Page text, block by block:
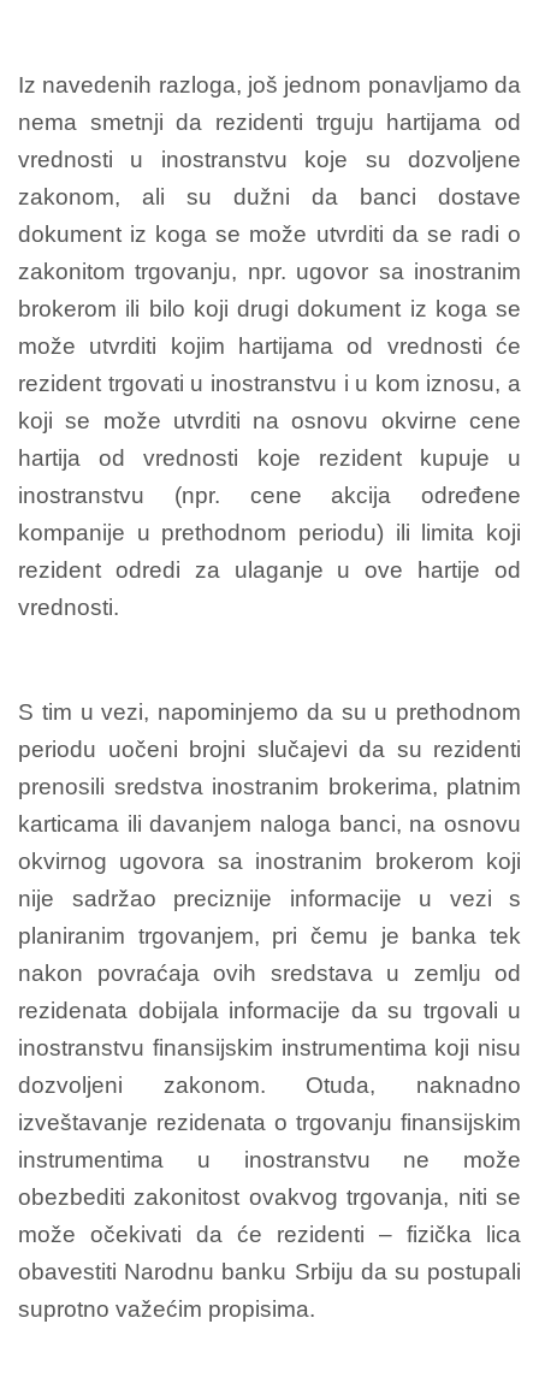
Iz navedenih razloga, još jednom ponavljamo da
nema smetnji da rezidenti trguju hartijama od
vrednosti u inostranstvu koje su dozvoljene
zakonom, ali su dužni da banci dostave
dokument iz koga se može utvrditi da se radi o
zakonitom trgovanju, npr. ugovor sa inostranim
brokerom ili bilo koji drugi dokument iz koga se
može utvrditi kojim hartijama od vrednosti će
rezident trgovati u inostranstvu i u kom iznosu, a
koji se može utvrditi na osnovu okvirne cene
hartija od vrednosti koje rezident kupuje u
inostranstvu (npr. cene akcija određene
kompanije u prethodnom periodu) ili limita koji
rezident odredi za ulaganje u ove hartije od
vrednosti.
S tim u vezi, napominjemo da su u prethodnom
periodu uočeni brojni slučajevi da su rezidenti
prenosili sredstva inostranim brokerima, platnim
karticama ili davanjem naloga banci, na osnovu
okvirnog ugovora sa inostranim brokerom koji
nije sadržao preciznije informacije u vezi s
planiranim trgovanjem, pri čemu je banka tek
nakon povraćaja ovih sredstava u zemlju od
rezidenata dobijala informacije da su trgovali u
inostranstvu finansijskim instrumentima koji nisu
dozvoljeni zakonom. Otuda, naknadno
izveštavanje rezidenata o trgovanju finansijskim
instrumentima u inostranstvu ne može
obezbediti zakonitost ovakvog trgovanja, niti se
može očekivati da će rezidenti – fizička lica
obavestiti Narodnu banku Srbiju da su postupali
suprotno važećim propisima.